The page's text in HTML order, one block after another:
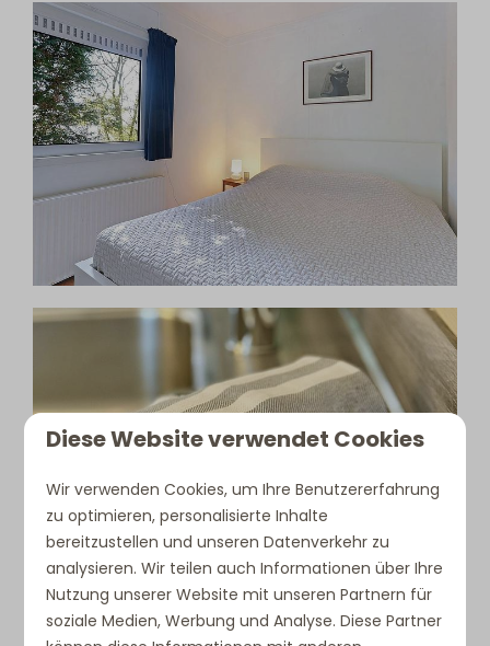
Diese Website verwendet Cookies
Wir verwenden Cookies, um Ihre Benutzererfahrung
zu optimieren, personalisierte Inhalte
bereitzustellen und unseren Datenverkehr zu
analysieren. Wir teilen auch Informationen über Ihre
Nutzung unserer Website mit unseren Partnern für
soziale Medien, Werbung und Analyse. Diese Partner